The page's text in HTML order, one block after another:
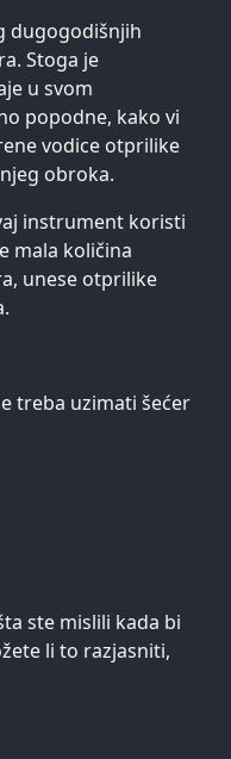
dugogodišnjih
Stoga je
u svom
popodne, kako vi
vodice otprilike
obroka.
instrument koristi
mala količina
unese otprilike
treba uzimati šećer
ste mislili kada bi
li to razjasniti,